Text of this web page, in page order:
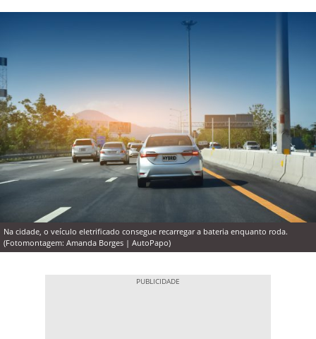
Na cidade, o veículo eletrificado consegue recarregar a bateria enquanto roda.
(Fotomontagem: Amanda Borges | AutoPapo)